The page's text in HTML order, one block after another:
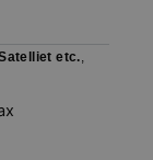
etc.,